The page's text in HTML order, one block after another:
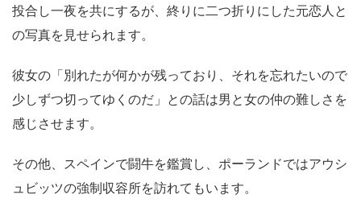
投合し一夜を共にするが、終りに二つ折りにした元恋人と
の写真を見せられます。
彼女の「別れたが何かが残っており、それを忘れたいので
少しずつ切ってゆくのだ」との話は男と女の仲の難しさを
感じさせます。
その他、スペインで闘牛を鑑賞し、ポーランドではアウシ
ュビッツの強制収容所を訪れてもいます。